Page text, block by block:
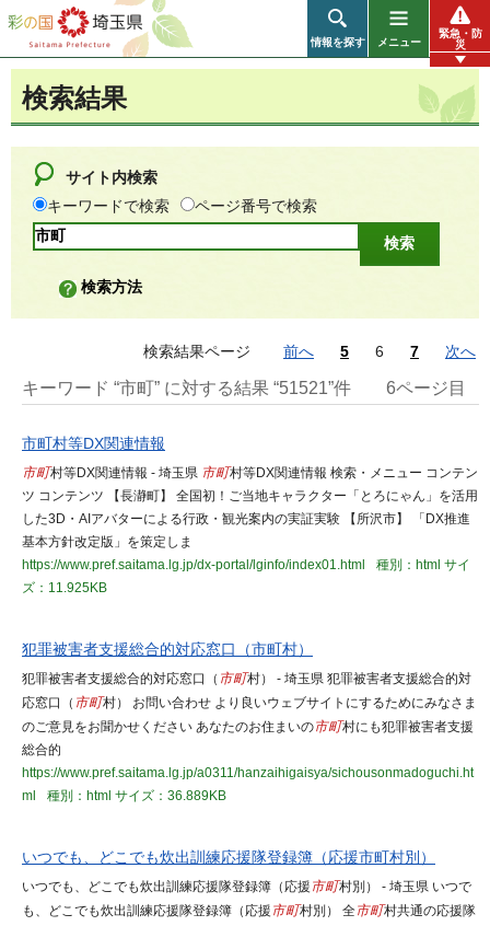
彩の国 埼玉県
情報を探す メニュー
緊急・防
災
検索結果
サイト内検索
キーワードで検索
ページ番号で検索
検索方法
検索結果ページ 前へ 5 6 7 次へ
キーワード “市町” に対する結果 “51521”件 6ページ目
市町村等DX関連情報
市町村等DX関連情報 - 埼玉県 市町村等DX関連情報 検索・メニュー コンテン
ツ コンテンツ 【長瀞町】 全国初！ご当地キャラクター「とろにゃん」を活用
した3D・AIアバターによる行政・観光案内の実証実験 【所沢市】 「DX推進
基本方針改定版」を策定しま
https://www.pref.saitama.lg.jp/dx-portal/lginfo/index01.html
種別：html サイ
ズ：11.925KB
犯罪被害者支援総合的対応窓口（市町村）
犯罪被害者支援総合的対応窓口（ 市町村） - 埼玉県 犯罪被害者支援総合的対
応窓口（ 市町村） お問い合わせ より良いウェブサイトにするためにみなさま
のご意見をお聞かせください あなたのお住まいの市町村にも犯罪被害者支援
総合的
https://www.pref.saitama.lg.jp/a0311/hanzaihigaisya/sichousonmadoguchi.ht
ml
種別：html サイズ：36.889KB
いつでも、どこでも炊出訓練応援隊登録簿（応援市町村別）
いつでも、どこでも炊出訓練応援隊登録簿（応援 市町村別） - 埼玉県 いつで
も、どこでも炊出訓練応援隊登録簿（応援 市町村別） 全市町村共通の応援隊